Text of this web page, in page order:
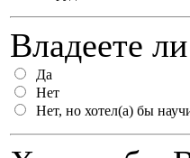
Владеете
Да
Нет
Нет, но хотел(а) бы